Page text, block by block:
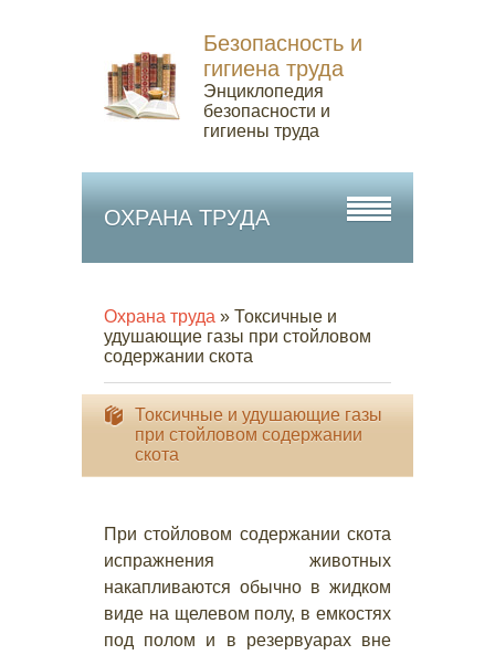
Безопасность и
гигиена труда
Энциклопедия
безопасности и
гигиены труда
ОХРАНА ТРУДА
Охрана труда » Токсичные и
удушающие газы при стойловом
содержании скота
Токсичные и удушающие газы
при стойловом содержании
скота
При стойловом содержании скота
испражнения животных
накапливаются обычно в жидком
виде на щелевом полу, в емкостях
под полом и в резервуарах вне